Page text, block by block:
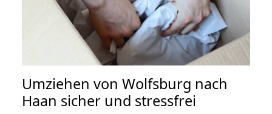
Umziehen von Wolfsburg nach
Haan sicher und stressfrei